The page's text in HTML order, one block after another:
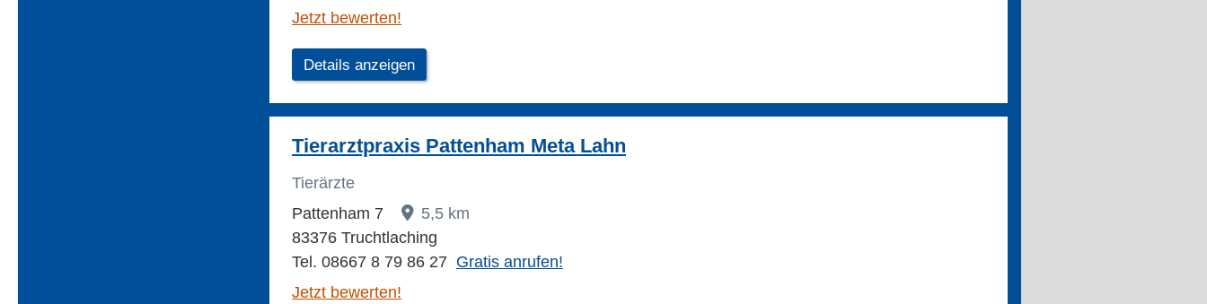
Jetzt bewerten!
Details anzeigen
Tierarztpraxis Pattenham Meta Lahn
Tierärzte
Pattenham 7
5,5 km
83376 Truchtlaching
Tel. 08667 8 79 86 27 Gratis anrufen!
Jetzt bewerten!